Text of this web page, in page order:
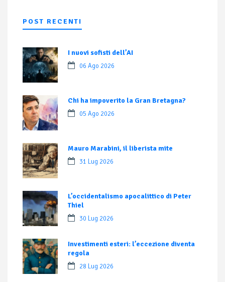
POST RECENTI
I nuovi sofisti dell’AI
06 Ago 2026
Chi ha impoverito la Gran Bretagna?
05 Ago 2026
Mauro Marabini, il liberista mite
31 Lug 2026
L’occidentalismo apocalittico di Peter
Thiel
30 Lug 2026
Investimenti esteri: l’eccezione diventa
regola
28 Lug 2026